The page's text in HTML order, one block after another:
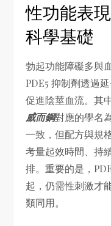
性功能表
科學基礎
勃起功能障礙多與
PDE5 抑制劑透過
促進陰莖血流。其
威而鋼對應的學名
一致，但配方與規
考量起效時間、持
排。重要的是，
起，仍需性刺激才
類同用。